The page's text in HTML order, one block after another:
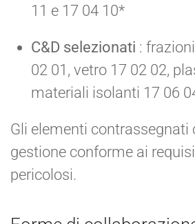
11 e 17 04 10*
C&D selezionati :
02 01, vetro 17 02 02,
materiali isolanti 17 06
Gli elementi contrassegnati
gestione conforme ai
pericolosi.